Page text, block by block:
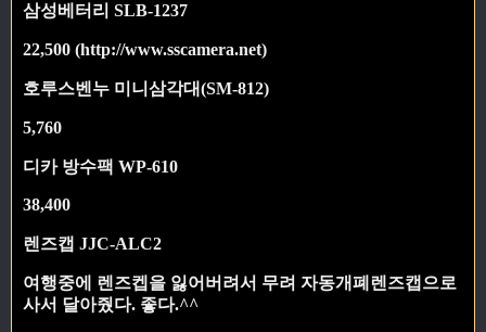
삼성베터리 SLB-1237
22,500 (http://www.sscamera.net)
호루스벤누 미니삼각대(SM-812)
5,760
디카 방수팩 WP-610
38,400
렌즈캡 JJC-ALC2
여행중에 렌즈켑을 잃어버려서 무려 자동개폐렌즈캡으로
사서 달아줬다. 좋다.^^